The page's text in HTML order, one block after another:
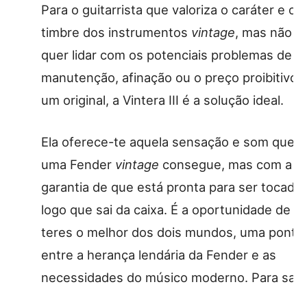
Para o guitarrista que valoriza o caráter e o
timbre dos instrumentos vintage, mas não
quer lidar com os potenciais problemas de
manutenção, afinação ou o preço proibitivo
um original, a Vintera III é a solução ideal.
Ela oferece-te aquela sensação e som que
uma Fender vintage consegue, mas com a
garantia de que está pronta para ser tocada
logo que sai da caixa. É a oportunidade de
teres o melhor dos dois mundos, uma ponte
entre a herança lendária da Fender e as
necessidades do músico moderno. Para